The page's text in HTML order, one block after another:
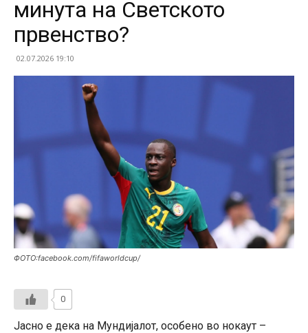
минута на Светското
првенство?
02.07.2026 19:10
ФОТО:facebook.com/fifaworldcup/
0
Јасно е дека на Мундијалот, особено во нокаут –